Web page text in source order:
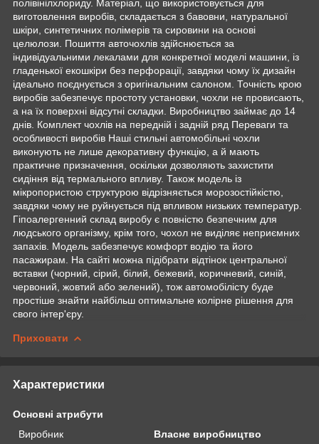
полівінілхлориду. Матеріал, що використовується для
виготовлення виробів, складається з бавовни, натуральної
шкіри, синтетичних полімерів та сировини на основі
целюлози. Пошиття авточохлів здійснюється за
індивідуальними лекалами для конкретної моделі машини, із
гладенької екошкіри без перфорації, завдяки чому їх дизайн
ідеально поєднується з оригінальним салоном. Точність крою
виробів забезпечує простоту установки, чохли не провисають,
а на їх поверхні відсутні складки. Виробництво займає до 14
днів. Комплект чохлів на передній і задній ряд Переваги та
особливості виробів Наші стильні автомобільні чохли
виконують не лише декоративну функцію, а й мають
практичне призначення, оскільки дозволяють захистити
сидіння від термального впливу. Також модель із
мікропористою структурою відрізняється морозостійкістю,
завдяки чому не руйнується під впливом низьких температур.
Гіпоалергенний склад виробу є повністю безпечним для
людського організму, крім того, чохол не виділяє неприємних
запахів. Модель забезпечує комфорт водію та його
пасажирам. На сайті можна підібрати відтінок центральної
вставки (чорний, сірий, білий, бежевий, коричневий, синій,
червоний, жовтий або зелений), тож автомобілісту буде
простіше знайти найбільш оптимальне колірне рішення для
свого інтер'єру.
Приховати
Характеристики
Основні атрибути
Виробник
Власне виробництво